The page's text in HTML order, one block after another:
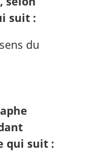
suit :
du
qui suit :